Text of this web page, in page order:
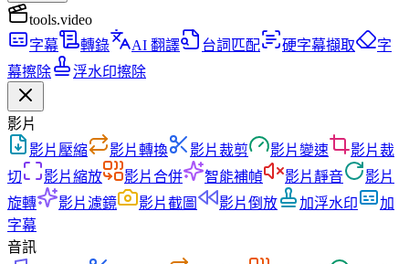
tools.video
字幕
轉錄 AI 翻譯 台詞匹配 硬字幕擷取
字
幕擦除
浮水印擦除
影片
影片壓縮
影片轉換 影片裁剪 影片變速
影片裁
切
影片縮放 影片合併 智能補幀 影片靜音
影片
旋轉
影片濾鏡 影片截圖 影片倒放 加浮水印
加
字幕
音訊